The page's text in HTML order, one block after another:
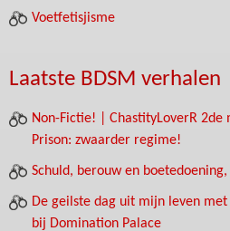
Voetfetisjisme
Laatste BDSM verhalen
Non-Fictie! | ChastityLoverR 2de
Prison: zwaarder regime!
Schuld, berouw en
De geilste dag uit mijn leven
bij Domination Palace